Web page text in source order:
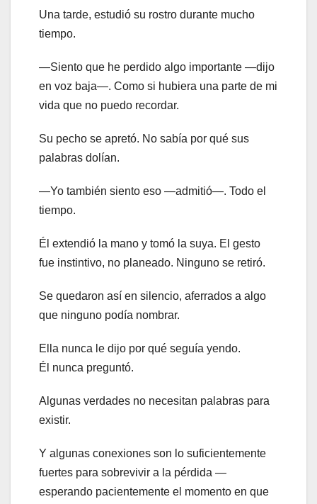
Una tarde, estudió su rostro durante mucho
tiempo.
—Siento que he perdido algo importante —dijo
en voz baja—. Como si hubiera una parte de mi
vida que no puedo recordar.
Su pecho se apretó. No sabía por qué sus
palabras dolían.
—Yo también siento eso —admitió—. Todo el
tiempo.
Él extendió la mano y tomó la suya. El gesto
fue instintivo, no planeado. Ninguno se retiró.
Se quedaron así en silencio, aferrados a algo
que ninguno podía nombrar.
Ella nunca le dijo por qué seguía yendo.
Él nunca preguntó.
Algunas verdades no necesitan palabras para
existir.
Y algunas conexiones son lo suficientemente
fuertes para sobrevivir a la pérdida —
esperando pacientemente el momento en que